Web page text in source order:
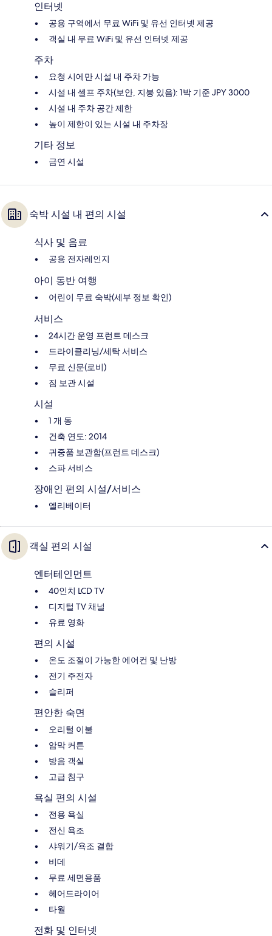
인터넷
공용 구역에서 무료 WiFi 및 유선 인터넷 제공
객실 내 무료 WiFi 및 유선 인터넷 제공
주차
요청 시에만 시설 내 주차 가능
시설 내 셀프 주차(보안, 지붕 있음): 1박 기준 JPY 3000
시설 내 주차 공간 제한
높이 제한이 있는 시설 내 주차장
기타 정보
금연 시설
숙박 시설 내 편의 시설
식사 및 음료
공용 전자레인지
아이 동반 여행
어린이 무료 숙박(세부 정보 확인)
서비스
24시간 운영 프런트 데스크
드라이클리닝/세탁 서비스
무료 신문(로비)
짐 보관 시설
시설
1 개 동
건축 연도: 2014
귀중품 보관함(프런트 데스크)
스파 서비스
장애인 편의 시설/서비스
엘리베이터
객실 편의 시설
엔터테인먼트
40인치 LCD TV
디지털 TV 채널
유료 영화
편의 시설
온도 조절이 가능한 에어컨 및 난방
전기 주전자
슬리퍼
편안한 숙면
오리털 이불
암막 커튼
방음 객실
고급 침구
욕실 편의 시설
전용 욕실
전신 욕조
샤워기/욕조 결합
비데
무료 세면용품
헤어드라이어
타월
전화 및 인터넷